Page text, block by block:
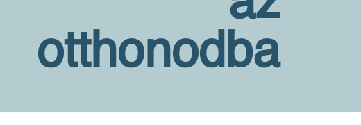
otthonodba